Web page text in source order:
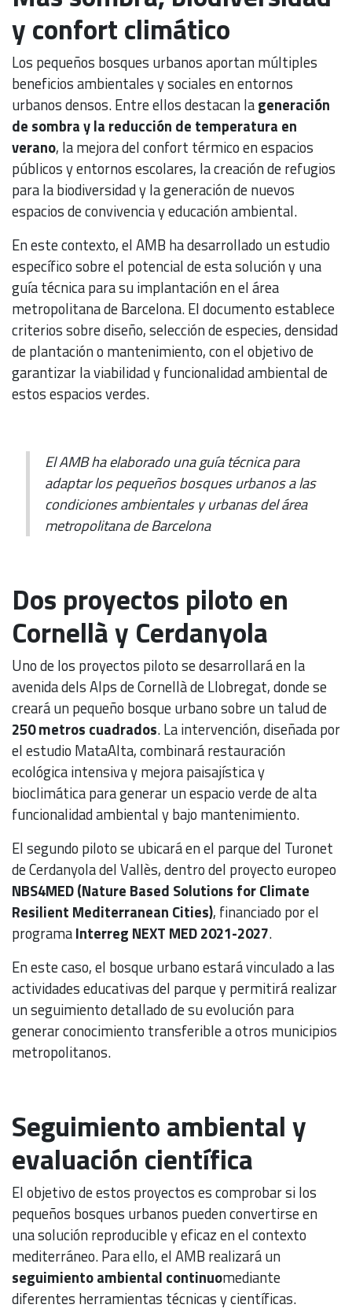
y confort climático
Los pequeños bosques urbanos aportan múltiples
beneficios ambientales y sociales en entornos
urbanos densos. Entre ellos destacan lageneración
de sombra y la reducción de temperatura en
verano, la mejora del confort térmico en espacios
públicos y entornos escolares, la creación de refugios
para la biodiversidad y la generación de nuevos
espacios de convivencia y educación ambiental.
En este contexto, el AMB ha desarrollado un estudio
específico sobre el potencial de esta solución y una
guía técnica para su implantación en el área
metropolitana de Barcelona. El documento establece
criterios sobre diseño, selección de especies, densidad
de plantación o mantenimiento, con el objetivo de
garantizar la viabilidad y funcionalidad ambiental de
estos espacios verdes.
El AMB ha elaborado una guía técnica para
adaptar los pequeños bosques urbanos a las
condiciones ambientales y urbanas del área
metropolitana de Barcelona
Dos proyectos piloto en
Cornellà y Cerdanyola
Uno de los proyectos piloto se desarrollará en la
avenida dels Alps de Cornellà de Llobregat, donde se
creará un pequeño bosque urbano sobre un talud de
250 metros cuadrados. La intervención, diseñada por
el estudio MataAlta, combinará restauración
ecológica intensiva y mejora paisajística y
bioclimática para generar un espacio verde de alta
funcionalidad ambiental y bajo mantenimiento.
El segundo piloto se ubicará en el parque del Turonet
de Cerdanyola del Vallès, dentro del proyecto europeo
NBS4MED (Nature Based Solutions for Climate
Resilient Mediterranean Cities), financiado por el
programaInterreg NEXT MED 2021-2027.
En este caso, el bosque urbano estará vinculado a las
actividades educativas del parque y permitirá realizar
un seguimiento detallado de su evolución para
generar conocimiento transferible a otros municipios
metropolitanos.
Seguimiento ambiental y
evaluación científica
El objetivo de estos proyectos es comprobar si los
pequeños bosques urbanos pueden convertirse en
una solución reproducible y eficaz en el contexto
mediterráneo. Para ello, el AMB realizará un
seguimiento ambiental continuomediante
diferentes herramientas técnicas y científicas.